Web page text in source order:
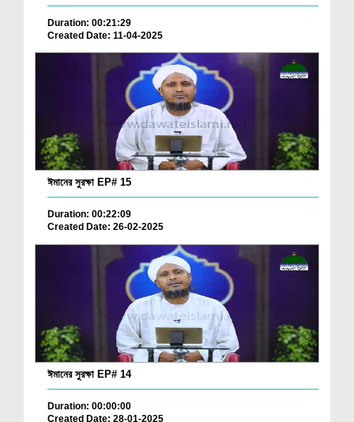
Duration: 00:21:29
Created Date: 11-04-2025
ঈমানের সুরক্ষা EP# 15
Duration: 00:22:09
Created Date: 26-02-2025
ঈমানের সুরক্ষা EP# 14
Duration: 00:00:00
Created Date: 28-01-2025